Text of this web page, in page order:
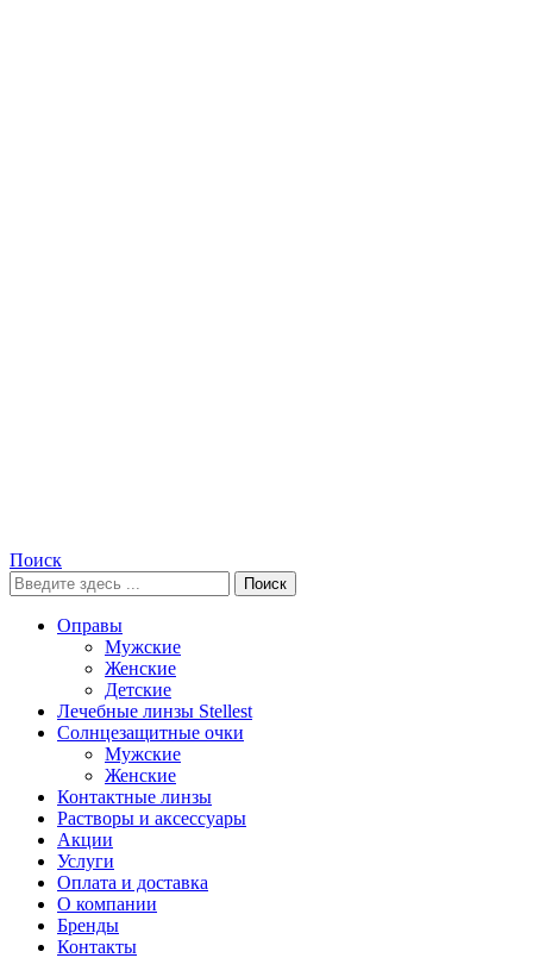
Поиск
Поиск
Оправы
Мужские
Женские
Детские
Лечебные линзы Stellest
Солнцезащитные очки
Мужские
Женские
Контактные линзы
Растворы и аксессуары
Акции
Услуги
Оплата и доставка
О компании
Бренды
Контакты